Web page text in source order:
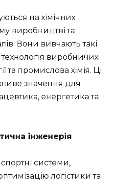
на хімічних
виробництві та
Вони вивчають такі
технологія виробничих
та промислова хімія. Ці
значення для
енергетика та
інженерія
системи,
логістики та